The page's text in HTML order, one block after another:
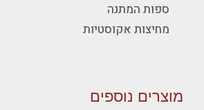
ספות המתנה
מחיצות אקוסטיות
מוצרים נוספים